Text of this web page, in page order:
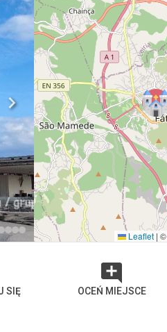
Leaflet | ©
SIĘ OCEŃ MIEJSCE